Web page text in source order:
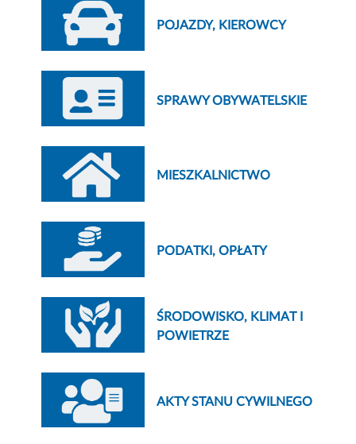
POJAZDY, KIEROWCY
SPRAWY OBYWATELSKIE
AKTY STANU CYWILNEGO
MIESZKALNICTWO
PODATKI, OPŁATY
ŚRODOWISKO, KLIMAT I
POWIETRZE